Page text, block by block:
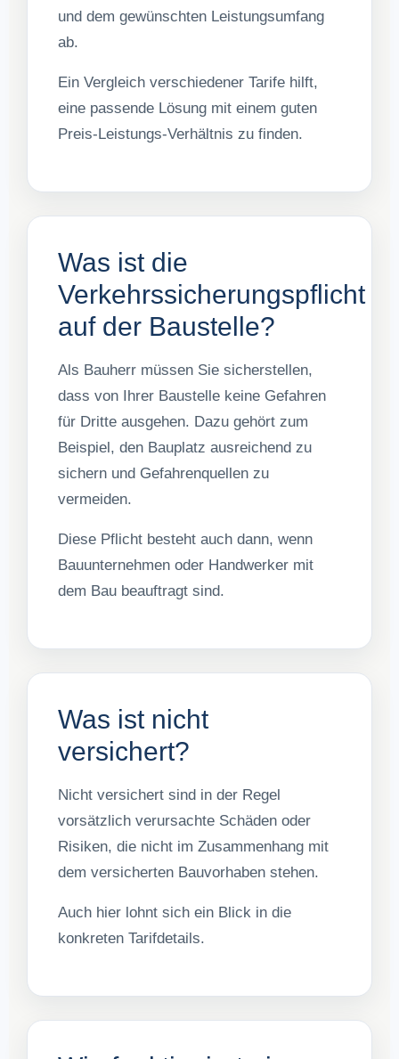
und dem gewünschten Leistungsumfang
ab.
Ein Vergleich verschiedener Tarife hilft,
eine passende Lösung mit einem guten
Preis-Leistungs-Verhältnis zu finden.
Was ist die
Verkehrssicherungspflicht
auf der Baustelle?
Als Bauherr müssen Sie sicherstellen,
dass von Ihrer Baustelle keine Gefahren
für Dritte ausgehen. Dazu gehört zum
Beispiel, den Bauplatz ausreichend zu
sichern und Gefahrenquellen zu
vermeiden.
Diese Pflicht besteht auch dann, wenn
Bauunternehmen oder Handwerker mit
dem Bau beauftragt sind.
Was ist nicht
versichert?
Nicht versichert sind in der Regel
vorsätzlich verursachte Schäden oder
Risiken, die nicht im Zusammenhang mit
dem versicherten Bauvorhaben stehen.
Auch hier lohnt sich ein Blick in die
konkreten Tarifdetails.